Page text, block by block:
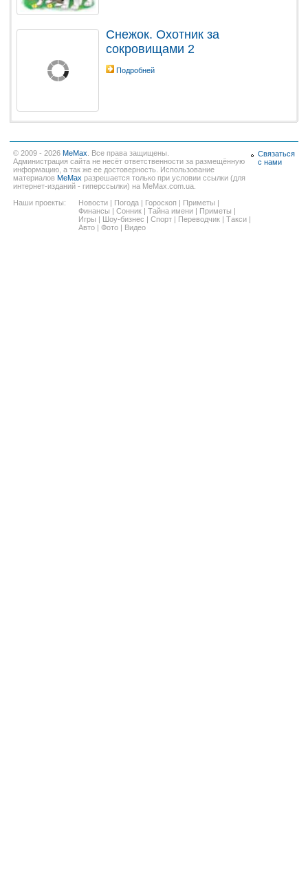
Снежок. Охотник за
сокровищами 2
Подробней
© 2009 - 2026 MeMax . Все права защищены.
Администрация сайта не несёт ответственности за размещённую
информацию, а так же ее достоверность. Использование
материалов MeMax разрешается только при условии ссылки (для
интернет-изданий - гиперссылки) на MeMax.com.ua.
Наши проекты:
Новости | Погода | Гороскоп | Приметы |
Финансы | Сонник | Тайна имени | Приметы |
Игры | Шоу-бизнес | Спорт | Переводчик | Такси |
Авто | Фото | Видео
Связаться
с нами